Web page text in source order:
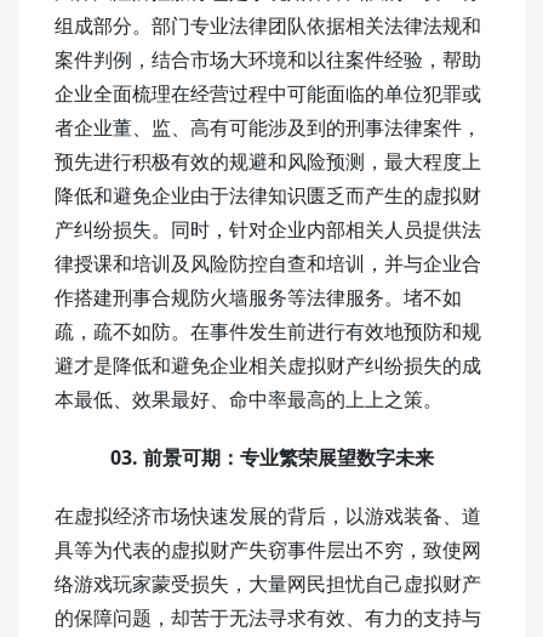
组成部分。部门专业法律团队依据相关法律法规和
案件判例，结合市场大环境和以往案件经验，帮助
企业全面梳理在经营过程中可能面临的单位犯罪或
者企业董、监、高有可能涉及到的刑事法律案件，
预先进行积极有效的规避和风险预测，最大程度上
降低和避免企业由于法律知识匮乏而产生的虚拟财
产纠纷损失。同时，针对企业内部相关人员提供法
律授课和培训及风险防控自查和培训，并与企业合
作搭建刑事合规防火墙服务等法律服务。堵不如
疏，疏不如防。在事件发生前进行有效地预防和规
避才是降低和避免企业相关虚拟财产纠纷损失的成
本最低、效果最好、命中率最高的上上之策。
03. 前景可期：专业繁荣展望数字未来
在虚拟经济市场快速发展的背后，以游戏装备、道
具等为代表的虚拟财产失窃事件层出不穷，致使网
络游戏玩家蒙受损失，大量网民担忧自己虚拟财产
的保障问题，却苦于无法寻求有效、有力的支持与